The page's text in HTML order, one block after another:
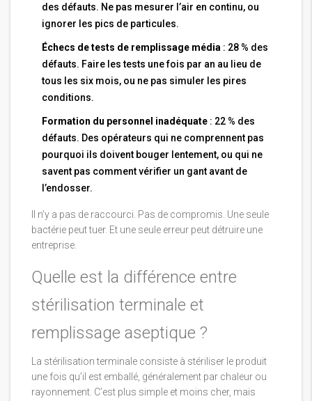
des défauts. Ne pas mesurer l’air en continu, ou
ignorer les pics de particules.
Échecs de tests de remplissage média : 28 % des
défauts. Faire les tests une fois par an au lieu de
tous les six mois, ou ne pas simuler les pires
conditions.
Formation du personnel inadéquate : 22 % des
défauts. Des opérateurs qui ne comprennent pas
pourquoi ils doivent bouger lentement, ou qui ne
savent pas comment vérifier un gant avant de
l’endosser.
Il n’y a pas de raccourci. Pas de compromis. Une seule
bactérie peut tuer. Et une seule erreur peut détruire une
entreprise.
Quelle est la différence entre
stérilisation terminale et
remplissage aseptique ?
La stérilisation terminale consiste à stériliser le produit
une fois qu’il est emballé, généralement par chaleur ou
rayonnement. C’est plus simple et moins cher, mais